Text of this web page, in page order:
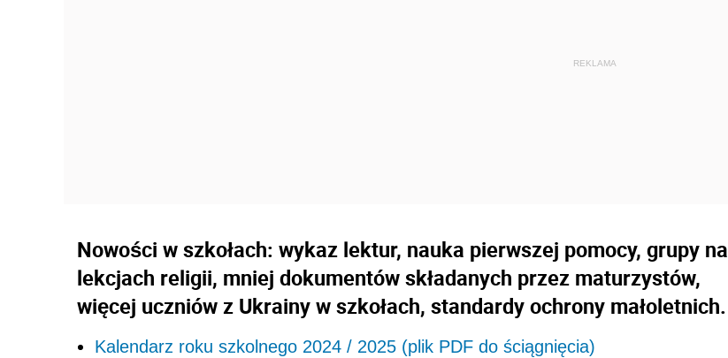
Nowości w szkołach: wykaz lektur, nauka pierwszej pomocy, grupy na
lekcjach religii, mniej dokumentów składanych przez maturzystów,
więcej uczniów z Ukrainy w szkołach, standardy ochrony małoletnich.
Kalendarz roku szkolnego 2024 / 2025 (plik PDF do ściągnięcia)